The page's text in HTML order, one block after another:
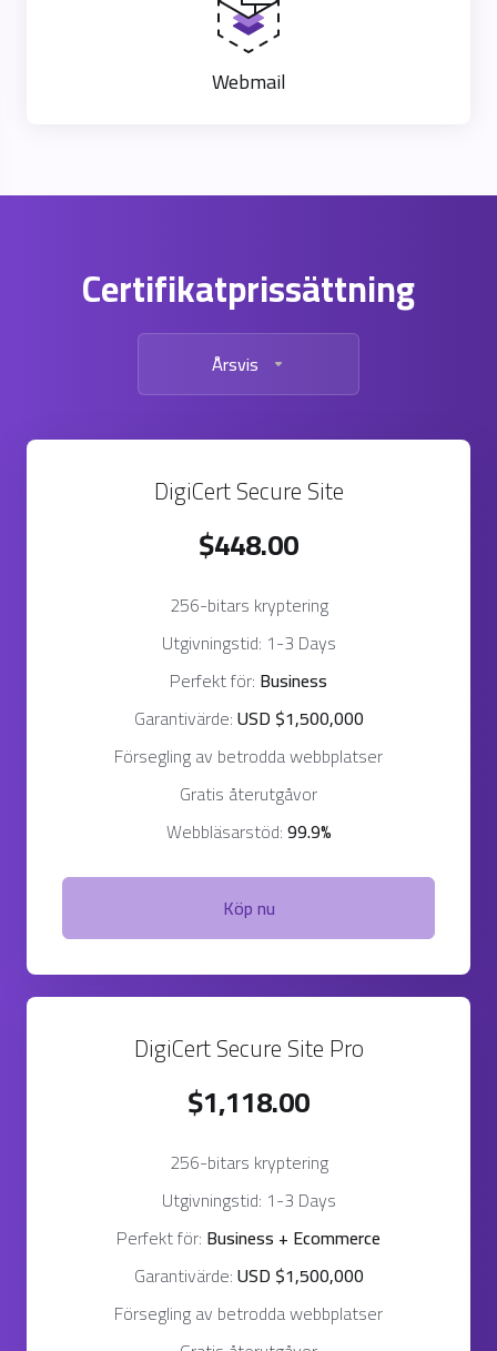
Webmail
Certifikatprissättning
Årsvis
DigiCert Secure Site
$448.00
256-bitars kryptering
Utgivningstid: 1-3 Days
Perfekt för: Business
Garantivärde:USD $1,500,000
Försegling av betrodda webbplatser
Gratis återutgåvor
Webbläsarstöd:99.9%
Köp nu
DigiCert Secure Site Pro
$1,118.00
256-bitars kryptering
Utgivningstid: 1-3 Days
Perfekt för: Business + Ecommerce
Garantivärde:USD $1,500,000
Försegling av betrodda webbplatser